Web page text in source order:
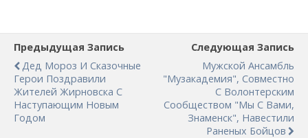
Предыдущая Запись
Дед Мороз И Сказочные
Герои Поздравили
Жителей Жирновска С
Наступающим Новым
Годом
Следующая Запись
Мужской Ансамбль
"Музакадемия", Совместно
С Волонтерским
Сообществом "Мы С Вами,
Знаменск", Навестили
Раненых Бойцов